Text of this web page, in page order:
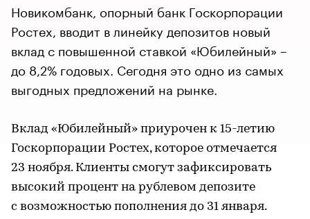
Новикомбанк, опорный банк Госкорпорации
Ростех, вводит в линейку депозитов новый
вклад с повышенной ставкой «Юбилейный» –
до 8,2% годовых. Сегодня это одно из самых
выгодных предложений на рынке.
Вклад «Юбилейный» приурочен к 15-летию
Госкорпорации Ростех, которое отмечается
23 ноября. Клиенты смогут зафиксировать
высокий процент на рублевом депозите
с возможностью пополнения до 31 января.